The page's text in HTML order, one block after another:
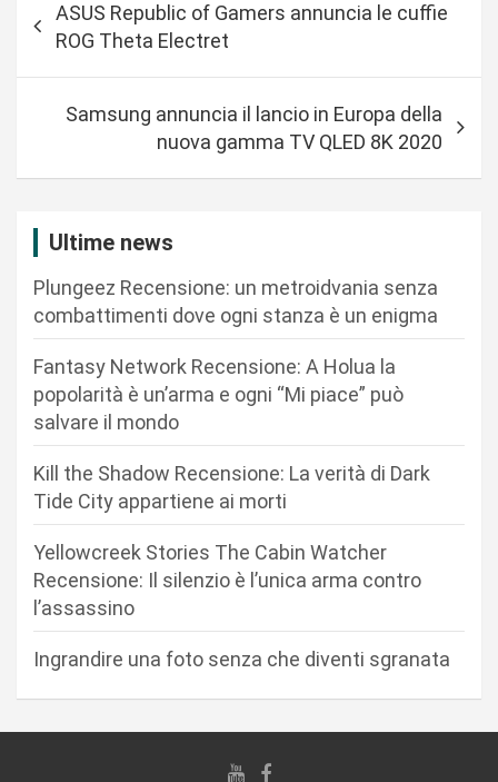
a
ASUS Republic of Gamers annuncia le cuffie
ROG Theta Electret
Samsung annuncia il lancio in Europa della
nuova gamma TV QLED 8K 2020
Ultime news
Plungeez Recensione: un metroidvania senza
combattimenti dove ogni stanza è un enigma
Fantasy Network Recensione: A Holua la
popolarità è un’arma e ogni “Mi piace” può
salvare il mondo
Kill the Shadow Recensione: La verità di Dark
Tide City appartiene ai morti
Yellowcreek Stories The Cabin Watcher
Recensione: Il silenzio è l’unica arma contro
l’assassino
Ingrandire una foto senza che diventi sgranata